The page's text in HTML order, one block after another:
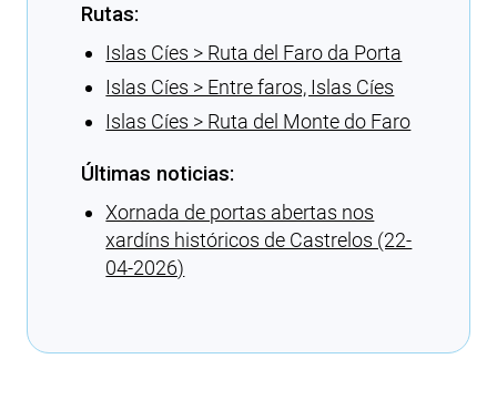
Rutas:
Islas Cíes > Ruta del Faro da Porta
Islas Cíes > Entre faros, Islas Cíes
Islas Cíes > Ruta del Monte do Faro
Últimas noticias:
Xornada de portas abertas nos
xardíns históricos de Castrelos (22-
04-2026)